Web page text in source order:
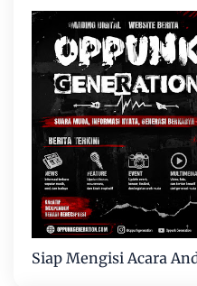
Siap Mengisi Acara